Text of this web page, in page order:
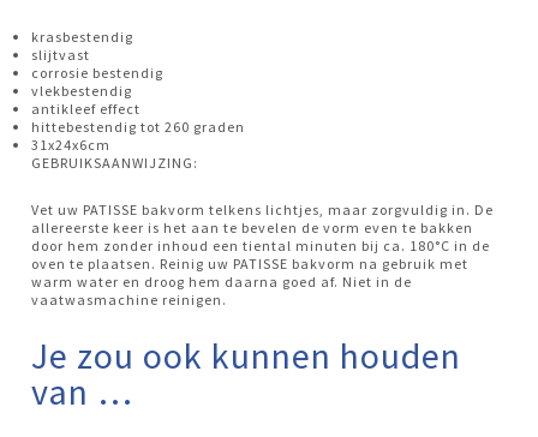
krasbestendig
slijtvast
corrosie bestendig
vlekbestendig
antikleef effect
hittebestendig tot 260 graden
31x24x6cm
GEBRUIKSAANWIJZING:
Vet uw PATISSE bakvorm telkens lichtjes, maar zorgvuldig in. De
allereerste keer is het aan te bevelen de vorm even te bakken
door hem zonder inhoud een tiental minuten bij ca. 180°C in de
oven te plaatsen. Reinig uw PATISSE bakvorm na gebruik met
warm water en droog hem daarna goed af. Niet in de
vaatwasmachine reinigen.
Je zou ook kunnen houden
van …